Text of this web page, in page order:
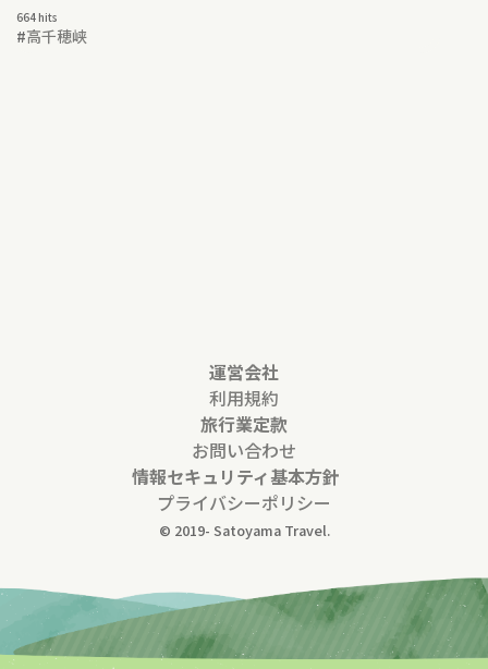
664 hits
#高千穂峡
運営会社
利用規約
旅行業定款
お問い合わせ
情報セキュリティ基本方針
プライバシーポリシー
© 2019- Satoyama Travel.